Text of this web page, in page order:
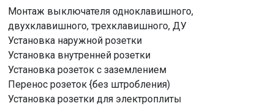
Монтаж выключателя одноклавишного,
двухклавишного, трехклавишного, ДУ
Установка наружной розетки
Установка внутренней розетки
Установка розеток с заземлением
Перенос розеток {без штробления)
Установка розетки для электроплиты